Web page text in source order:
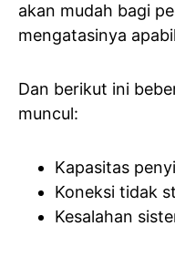
akan mudah bagi
mengatasinya
Dan berikut ini
muncul:
Kapasitas
Koneksi tidak
Kesalahan